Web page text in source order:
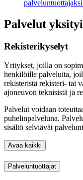
Palvelut
Rekisterikyselyt
Yritykset, joilla on
henkilöille palveluita,
rekisteristä rekisteri- tai
ajoneuvon teknisistä ja
Palvelut voidaan
puhelinpalveluna.
sisältö selviävät
Avaa kaikki
Palveluntuottajat